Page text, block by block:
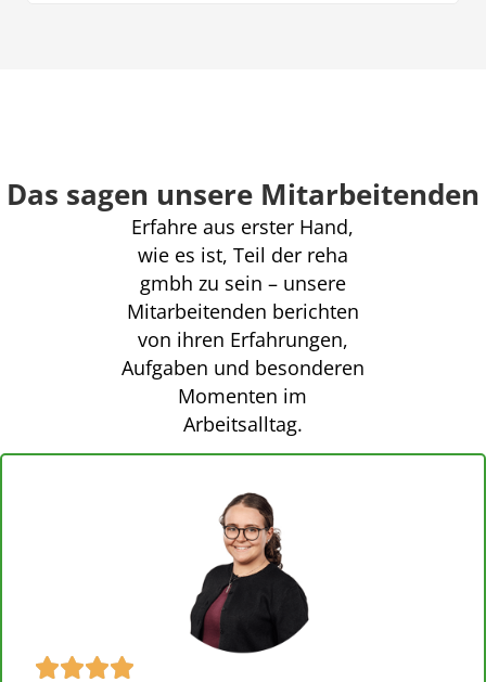
Das sagen unsere Mitarbeitenden
Erfahre aus erster Hand,
wie es ist, Teil der reha
gmbh zu sein – unsere
Mitarbeitenden berichten
von ihren Erfahrungen,
Aufgaben und besonderen
Momenten im
Arbeitsalltag.